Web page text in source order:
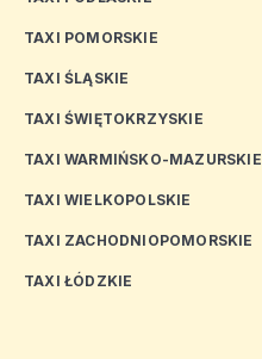
TAXI POMORSKIE
TAXI ŚLĄSKIE
TAXI ŚWIĘTOKRZYSKIE
TAXI WARMIŃSKO-MAZURSKIE
TAXI WIELKOPOLSKIE
TAXI ZACHODNIOPOMORSKIE
TAXI ŁÓDZKIE